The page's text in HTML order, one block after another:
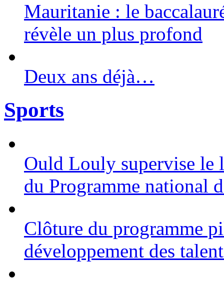
Mauritanie : le
révèle un plus profond
Deux ans déjà…
Sports
Ould Louly supervise le
du Programme national
Clôture du programme
développement des